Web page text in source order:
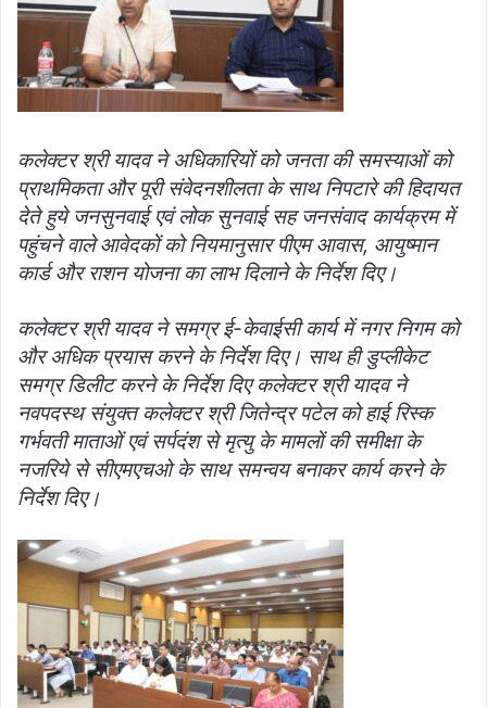
कलेक्टर श्री यादव ने अधिकारियों को जनता की समस्याओं को
प्राथमिकता और पूरी संवेदनशीलता के साथ निपटारे की हिदायत
देते हुये जनसुनवाई एवं लोक सुनवाई सह जनसंवाद कार्यक्रम में
पहुंचने वाले आवेदकों को नियमानुसार पीएम आवास, आयुष्मान
कार्ड और राशन योजना का लाभ दिलाने के निर्देश दिए।
कलेक्‍टर श्री यादव ने समग्र ई-केवाईसी कार्य में नगर निगम को
और अधिक प्रयास करने के निर्देश दिए। साथ ही डुप्‍लीकेट
समग्र डिलीट करने के निर्देश दिएकलेक्‍टर श्री यादव ने
नवपदस्‍थ संयुक्‍त कलेक्‍टर श्री जितेन्द्र पटेल को हाई रिस्‍क
गर्भवती माताओं एवं सर्पदंश से मृत्‍यु के मामलों की समीक्षा के
नजरिये से सीएमएचओ के साथ समन्‍वय बनाकर कार्य करने के
निर्देश दिए।